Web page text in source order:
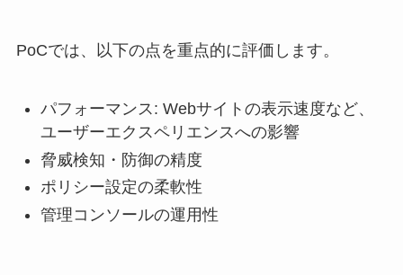
PoCでは、以下の点を重点的に評価します。
パフォーマンス: Webサイトの表示速度など、
ユーザーエクスペリエンスへの影響
脅威検知・防御の精度
ポリシー設定の柔軟性
管理コンソールの運用性